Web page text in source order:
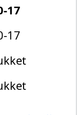
17
17